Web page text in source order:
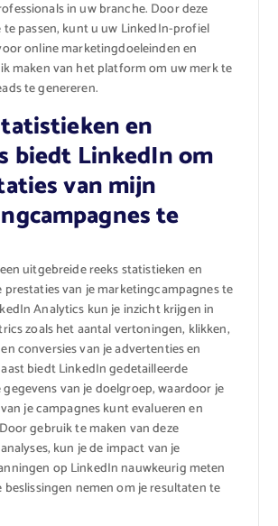
in uw branche. Door deze
passen, kunt u uw LinkedIn-profiel
online marketingdoeleinden en
maken van het platform om uw merk te
te genereren.
en
biedt LinkedIn om
van mijn
te
uitgebreide reeks statistieken en
prestaties van je marketingcampagnes te
Analytics kun je inzicht krijgen in
zoals het aantal vertoningen, klikken,
conversies van je advertenties en
biedt LinkedIn gedetailleerde
van je doelgroep, waardoor je
je campagnes kunt evalueren en
gebruik te maken van deze
kun je de impact van je
op LinkedIn nauwkeurig meten
nemen om je resultaten te